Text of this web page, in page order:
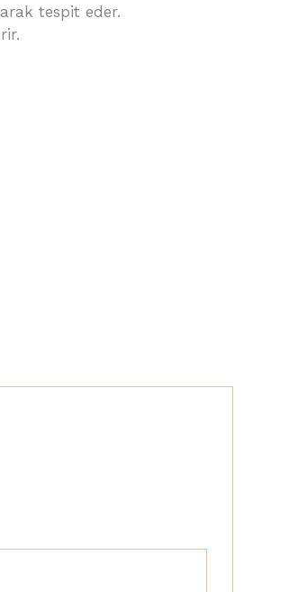
tespit eder.